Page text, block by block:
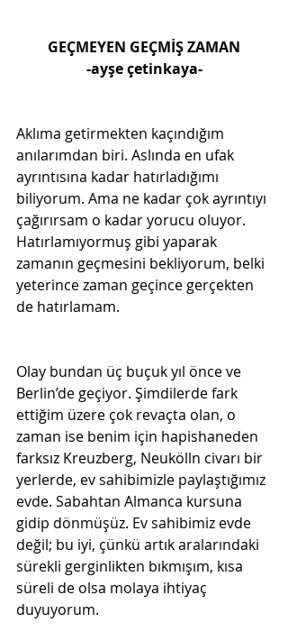
GEÇMEYEN GEÇMİŞ ZAMAN
-ayşe çetinkaya-
Aklıma getirmekten kaçındığım
anılarımdan biri. Aslında en ufak
ayrıntısına kadar hatırladığımı
biliyorum. Ama ne kadar çok ayrıntıyı
çağırırsam o kadar yorucu oluyor.
Hatırlamıyormuş gibi yaparak
zamanın geçmesini bekliyorum, belki
yeterince zaman geçince gerçekten
de hatırlamam.
Olay bundan üç buçuk yıl önce ve
Berlin’de geçiyor. Şimdilerde fark
ettiğim üzere çok revaçta olan, o
zaman ise benim için hapishaneden
farksız Kreuzberg, Neukölln civarı bir
yerlerde, ev sahibimizle paylaştığımız
evde. Sabahtan Almanca kursuna
gidip dönmüşüz. Ev sahibimiz evde
değil; bu iyi, çünkü artık aralarındaki
sürekli gerginlikten bıkmışım, kısa
süreli de olsa molaya ihtiyaç
duyuyorum.